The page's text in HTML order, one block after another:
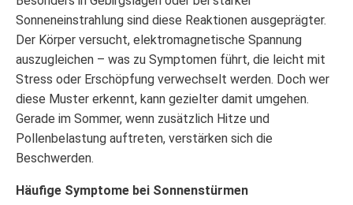
Sonneneinstrahlung sind diese Reaktionen ausgeprägter.
Der Körper versucht, elektromagnetische Spannung
auszugleichen – was zu Symptomen führt, die leicht mit
Stress oder Erschöpfung verwechselt werden. Doch wer
diese Muster erkennt, kann gezielter damit umgehen.
Gerade im Sommer, wenn zusätzlich Hitze und
Pollenbelastung auftreten, verstärken sich die
Beschwerden.
Häufige Symptome bei Sonnenstürmen